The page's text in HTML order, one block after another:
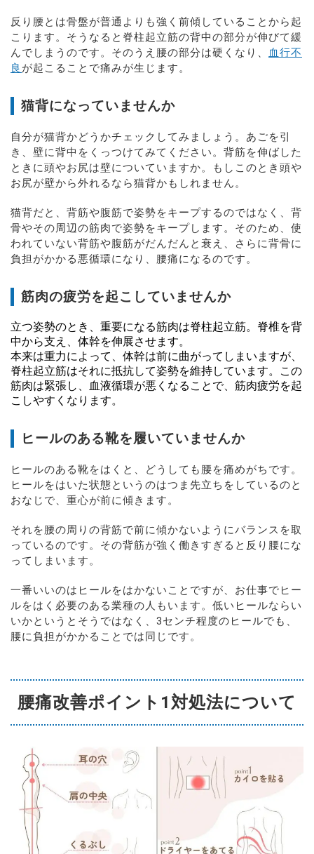
反り腰とは骨盤が普通よりも強く前傾していることから起
こります。そうなると脊柱起立筋の背中の部分が伸びて緩
んでしまうのです。そのうえ腰の部分は硬くなり、
血行不
良 が起こることで痛みが生じます。
猫背になっていませんか
自分が猫背かどうかチェックしてみましょう。あごを引
き、壁に背中をくっつけてみてください。背筋を伸ばした
ときに頭やお尻は壁についていますか。もしこのとき頭や
お尻が壁から外れるなら猫背かもしれません。
猫背だと、背筋や腹筋で姿勢をキープするのではなく、背
骨やその周辺の筋肉で姿勢をキープします。そのため、使
われていない背筋や腹筋がだんだんと衰え、さらに背骨に
負担がかかる悪循環になり、腰痛になるのです。
筋肉の疲労を起こしていませんか
立つ姿勢のとき、重要になる筋肉は脊柱起立筋。 脊椎を背
中から支え、体幹を伸展させます。
本来は重力によって、体幹は前に曲がってしまいますが、
脊柱起立筋はそれに抵抗して姿勢を維持しています。
この
筋肉は緊張し、血液循環が悪くなることで、 筋肉疲労を起
こしやすくなります。
ヒールのある靴を履いていませんか
ヒールのある靴をはくと、どうしても腰を痛めがちです。
ヒールをはいた状態というのはつま先立ちをしているのと
おなじで、重心が前に傾きます。
それを腰の周りの背筋で前に傾かないようにバランスを取
っているのです。その背筋が強く働きすぎると反り腰にな
ってしまいます。
一番いいのはヒールをはかないことですが、お仕事でヒー
ルをはく必要のある業種の人もいます。低いヒールならい
いかというとそうではなく、3センチ程度のヒールでも、
腰に負担がかかることでは同じです。
腰痛改善ポイント1対処法について